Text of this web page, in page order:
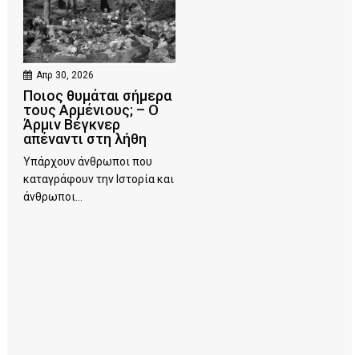
Απρ 30, 2026
Ποιος θυμάται σήμερα
τους Αρμένιους; – Ο
Άρμιν Βέγκνερ
απέναντι στη λήθη
Υπάρχουν άνθρωποι που
καταγράφουν την Ιστορία και
άνθρωποι...